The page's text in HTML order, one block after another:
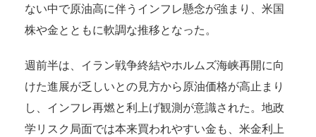
ない中で原油高に伴うインフレ懸念が強まり、米国
株や金とともに軟調な推移となった。
週前半は、イラン戦争終結やホルムズ海峡再開に向
けた進展が乏しいとの見方から原油価格が高止まり
し、インフレ再燃と利上げ観測が意識された。地政
学リスク局面では本来買われやすい金も、米金利上